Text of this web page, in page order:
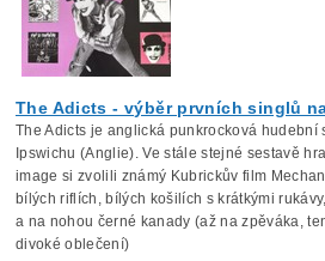
The Adicts - výběr prvních singlů
The Adicts je anglická punkrocková hudební
Ipswichu (Anglie). Ve stále stejné sestavě
image si zvolili známý Kubrickův film
bílých riflích, bílých košilích s krátkými
a na nohou černé kanady (až na zpěváka,
divoké oblečení)